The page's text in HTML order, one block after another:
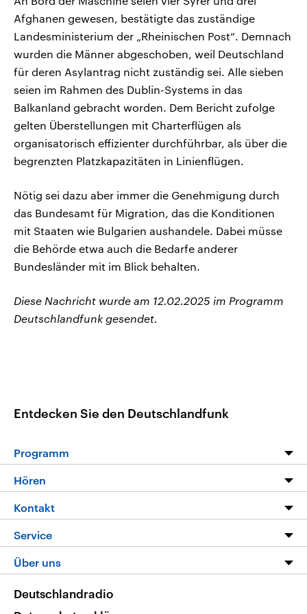
Afghanen gewesen, bestätigte das zuständige
Landesministerium der „Rheinischen Post“. Demnach
wurden die Männer abgeschoben, weil Deutschland
für deren Asylantrag nicht zuständig sei. Alle sieben
seien im Rahmen des Dublin-Systems in das
Balkanland gebracht worden. Dem Bericht zufolge
gelten Überstellungen mit Charterflügen als
organisatorisch effizienter durchführbar, als über die
begrenzten Platzkapazitäten in Linienflügen.
Nötig sei dazu aber immer die Genehmigung durch
das Bundesamt für Migration, das die Konditionen
mit Staaten wie Bulgarien aushandele. Dabei müsse
die Behörde etwa auch die Bedarfe anderer
Bundesländer mit im Blick behalten.
Diese Nachricht wurde am 12.02.2025 im Programm
Deutschlandfunk gesendet.
Entdecken Sie den Deutschlandfunk
Programm
Programm
Die Nachrichten
Nachrichtenleicht
Neue Beiträge auf dlf.de
Hören
Livestream
Podcasts
Deutschlandfunk App
Nachrichten App
Kontakt
Hörerservice
Service
FAQ
Veranstaltungen
Über uns
Deutschlandradio